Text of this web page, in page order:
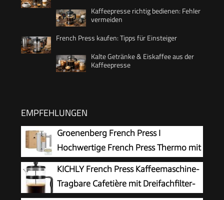
Kaffeepresse richtig bedienen: Fehler
vermeiden
French Press kaufen: Tipps für Einsteiger
Kalte Getränke & Eiskaffee aus der
Kaffeepresse
EMPFEHLUNGEN
Groenenberg French Press I
Hochwertige French Press Thermo mit
Warmhalte-Funktion I Edelstahl
Kaffeebereiter Kaffeepresse in 3 Größen bis 1
Liter
KICHLY French Press Kaffeemaschine-
Tragbare Cafetière mit Dreifachfilter-
Hitzebeständiges Glas mit